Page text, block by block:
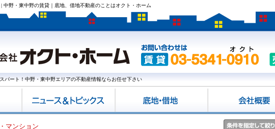
中野・東中野の賃貸｜底地、借地不動産のことはオクト・ホーム
パート！中野・東中野エリアの不動産情報ならお任せ下さい
マンション